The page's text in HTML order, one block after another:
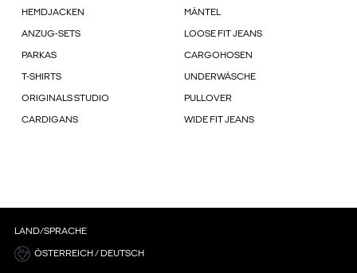
HEMDJACKEN MÄNTEL
ANZUG-SETS LOOSE FIT JEANS
PARKAS CARGOHOSEN
T-SHIRTS UNDERWÄSCHE
ORIGINALS STUDIO PULLOVER
CARDIGANS WIDE FIT JEANS
LAND/SPRACHE
ÖSTERREICH / DEUTSCH